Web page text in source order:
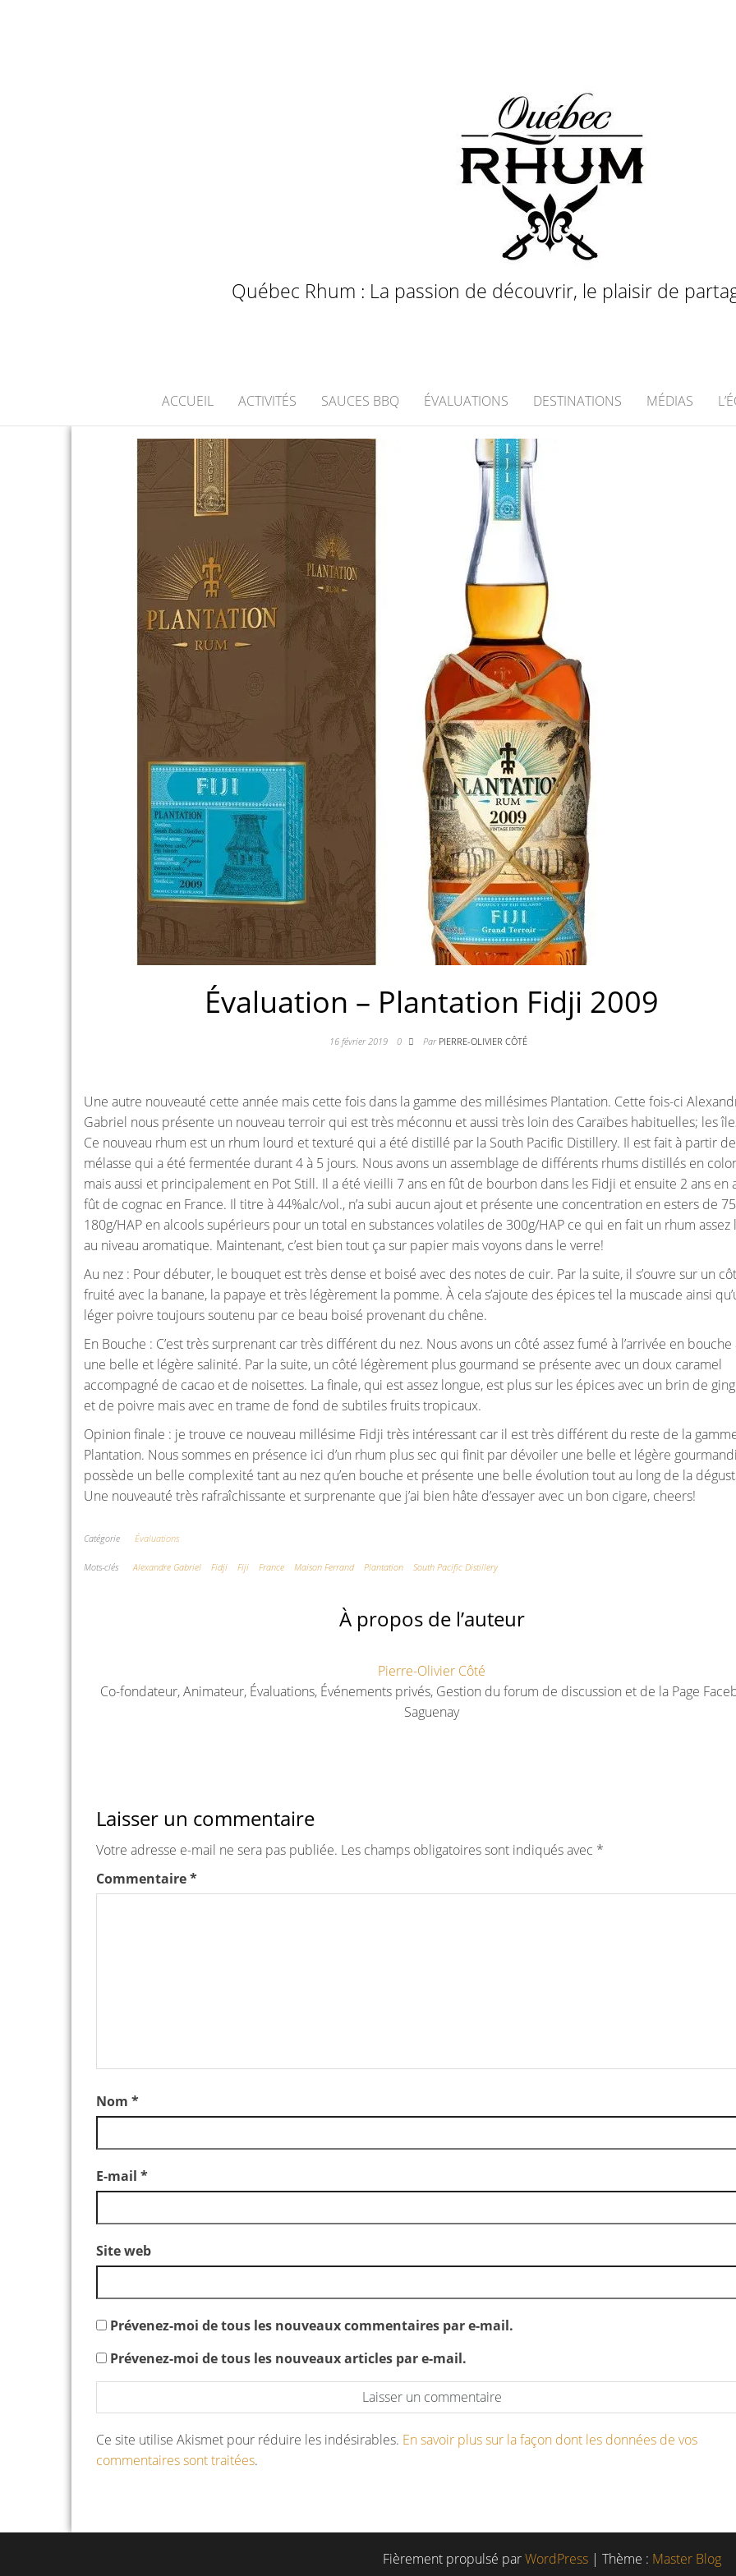
Québec Rhum : La passion de découvrir, le plaisir de
ACCUEIL ACTIVITÉS SAUCES BBQ ÉVALUATIONS DESTINATIONS MÉDIAS
Évaluation – Plantation Fidji 2009
16 février 2019 0 Par PIERRE-OLIVIER CÔTÉ
Une autre nouveauté cette année mais cette fois dans la gamme des millésimes Plantation. Cette fois-ci
Gabriel nous présente un nouveau terroir qui est très méconnu et aussi très loin des Caraïbes habituelles; les
Ce nouveau rhum est un rhum lourd et texturé qui a été distillé par la South Pacific Distillery. Il est fait à partir de
mélasse qui a été fermentée durant 4 à 5 jours. Nous avons un assemblage de différents rhums distillés en
mais aussi et principalement en Pot Still. Il a été vieilli 7 ans en fût de bourbon dans les Fidji et ensuite 2 ans en
fût de cognac en France. Il titre à 44%alc/vol., n’a subi aucun ajout et présente une concentration en esters de
180g/HAP en alcools supérieurs pour un total en substances volatiles de 300g/HAP ce qui en fait un rhum assez
au niveau aromatique. Maintenant, c’est bien tout ça sur papier mais voyons dans le verre!
Au nez : Pour débuter, le bouquet est très dense et boisé avec des notes de cuir. Par la suite, il s’ouvre sur un
fruité avec la banane, la papaye et très légèrement la pomme. À cela s’ajoute des épices tel la muscade ainsi
léger poivre toujours soutenu par ce beau boisé provenant du chêne.
En Bouche : C’est très surprenant car très différent du nez. Nous avons un côté assez fumé à l’arrivée en bouche
une belle et légère salinité. Par la suite, un côté légèrement plus gourmand se présente avec un doux caramel
accompagné de cacao et de noisettes. La finale, qui est assez longue, est plus sur les épices avec un brin de
et de poivre mais avec en trame de fond de subtiles fruits tropicaux.
Opinion finale : je trouve ce nouveau millésime Fidji très intéressant car il est très différent du reste de la
Plantation. Nous sommes en présence ici d’un rhum plus sec qui finit par dévoiler une belle et légère
possède un belle complexité tant au nez qu’en bouche et présente une belle évolution tout au long de la
Une nouveauté très rafraîchissante et surprenante que j’ai bien hâte d’essayer avec un bon cigare, cheers!
Catégorie Évaluations
Mots-clés Alexandre Gabriel Fidji Fiji France Maison Ferrand Plantation South Pacific Distillery
À propos de l’auteur
Pierre-Olivier Côté
Co-fondateur, Animateur, Évaluations, Événements privés, Gestion du forum de discussion et de la Page
Saguenay
Laisser un commentaire
Votre adresse e-mail ne sera pas publiée. Les champs obligatoires sont indiqués avec *
Commentaire*
Nom *
E-mail *
Site web
Prévenez-moi de tous les nouveaux commentaires par e-mail.
Prévenez-moi de tous les nouveaux articles par e-mail.
Ce site utilise Akismet pour réduire les indésirables. En savoir plus sur la façon dont les données de vos
commentaires sont traitées.
Fièrement propulsé parWordPress | Thème : Master Blog